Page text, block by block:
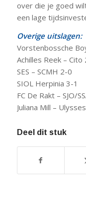
over die je goed
een lage
Overige uitslagen:
Vorstenbossche
Achilles Reek – Cito
SES – SCMH 2-0
SIOL Herpinia 3-1
FC De Rakt – SJO/
Juliana Mill –
Deel dit stuk